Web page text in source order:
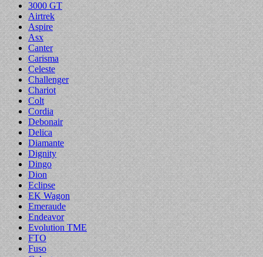
3000 GT
Airtrek
Aspire
Asx
Canter
Carisma
Celeste
Challenger
Chariot
Colt
Cordia
Debonair
Delica
Diamante
Dignity
Dingo
Dion
Eclipse
EK Wagon
Emeraude
Endeavor
Evolution TME
FTO
Fuso